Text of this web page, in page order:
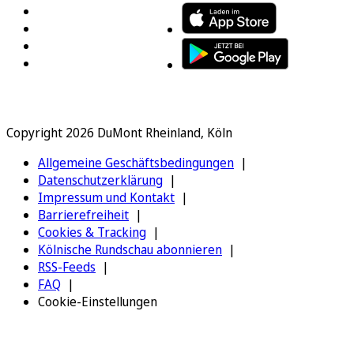
Copyright 2026 DuMont Rheinland, Köln
Allgemeine Geschäftsbedingungen
Datenschutzerklärung
Impressum und Kontakt
Barrierefreiheit
Cookies & Tracking
Kölnische Rundschau abonnieren
RSS-Feeds
FAQ
Cookie-Einstellungen